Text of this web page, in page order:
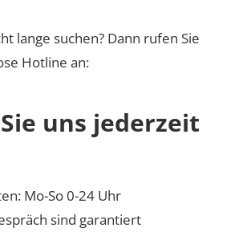
lange suchen? Dann rufen Sie
Hotline an:
uns jederzeit
Mo-So 0-24 Uhr
sind garantiert